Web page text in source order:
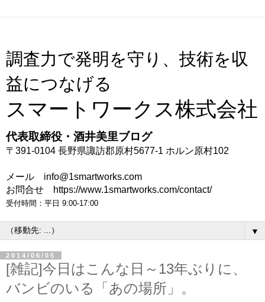
調査力で発明を守り、技術を収
益につなげる
スマートワークス株式会社
代表取締役・酒井美里ブログ
〒391-0104 長野県諏訪郡原村5677-1 ホルン原村102
メール info@1smartworks.com
お問合せ https://www.1smartworks.com/contact/
受付時間：平日 9:00-17:00
▼
2014/06/05
[雑記]今日はこんな日～13年ぶりに、
バンビのいる「あの場所」。